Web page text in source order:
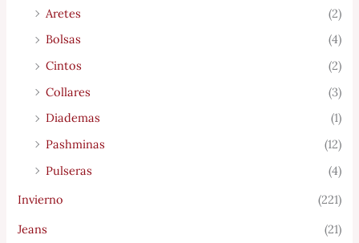
Aretes
(2)
Bolsas
(4)
Cintos
(2)
Collares
(3)
Diademas
(1)
Pashminas
(12)
Pulseras
(4)
Invierno
(221)
Jeans
(21)